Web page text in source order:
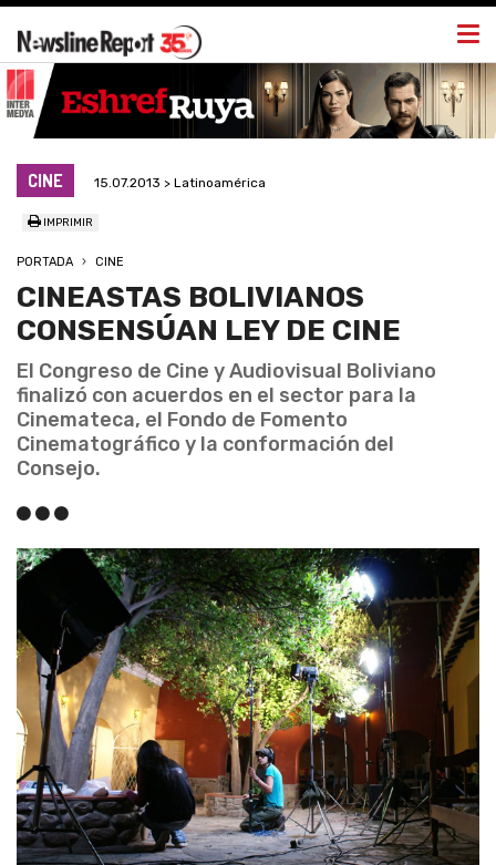
CINE 15.07.2013 > Latinoamérica
IMPRIMIR
PORTADA CINE
CINEASTAS BOLIVIANOS
CONSENSÚAN LEY DE CINE
El Congreso de Cine y Audiovisual Boliviano
finalizó con acuerdos en el sector para la
Cinemateca, el Fondo de Fomento
Cinematográfico y la conformación del
Consejo.